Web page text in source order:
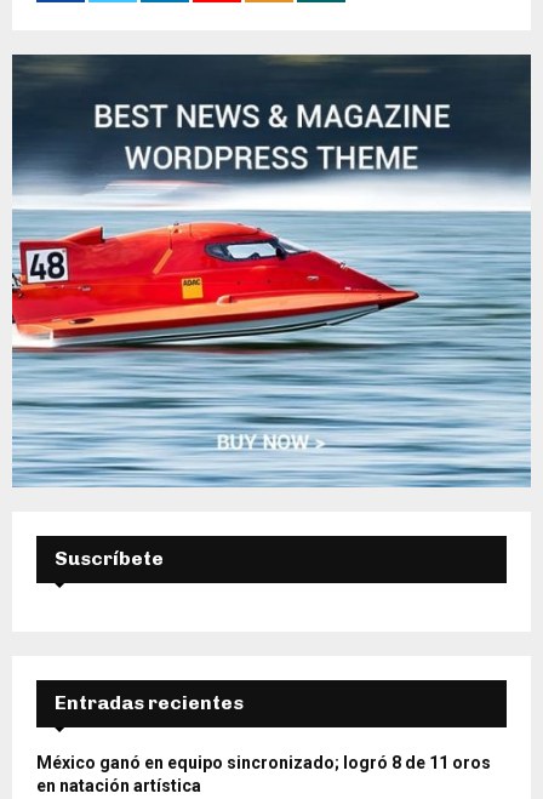
A
Suscríbete
Entradas recientes
México ganó en equipo sincronizado; logró 8 de 11 oros
en natación artística